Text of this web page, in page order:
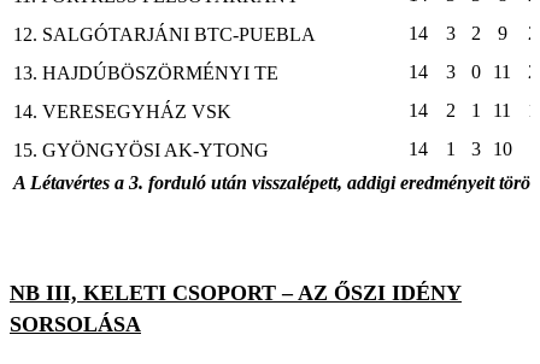
12. SALGÓTARJÁNI BTC-PUEBLA
14 3 2 9
13. HAJDÚBÖSZÖRMÉNYI TE
14 3 0 11
14. VERESEGYHÁZ VSK
14 2 1 11
15. GYÖNGYÖSI AK-YTONG
14 1 3 10
A Létavértes a 3. forduló után visszalépett, addigi eredményeit
NB III, KELETI CSOPORT – AZ ŐSZI IDÉNY
SORSOLÁSA